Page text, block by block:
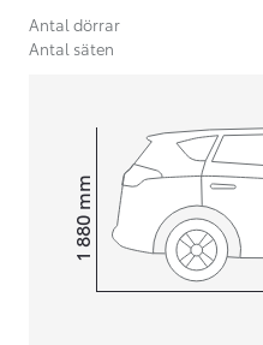
Antal dörrar
Antal säten
Height1 880
mm